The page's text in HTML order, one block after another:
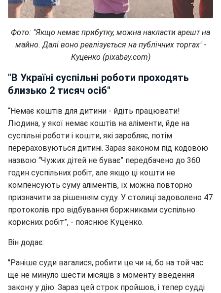
Фото: "Якщо немає прибутку, можна накласти арешт на
майно. Далі воно реалізується на публічних торгах" -
Куценко (pixabay.com)
"В Україні суспільні роботи проходять
близько 2 тисяч осіб"
“Немає коштів для дитини - йдіть працювати!
Людина, у якої немає коштів на аліменти, йде на
суспільні роботи і кошти, які заробляє, потім
перераховуються дитині. Зараз законом під кодовою
назвою “Чужих дітей не буває” передбачено до 360
годин суспільних робіт, але якщо ці кошти не
компенсують суму аліментів, їх можна повторно
призначити за рішенням суду. У столиці задоволено 47
протоколів про відбування боржниками суспільно
корисних робіт”, - пояснює Куценко.
Він додає:
"Раніше суди вагалися, робити це чи ні, бо на той час
ще не минуло шести місяців з моменту введення
закону у дію. Зараз цей строк пройшов, і тепер судді